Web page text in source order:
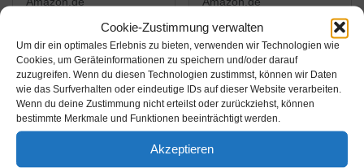
Cookie-Zustimmung verwalten
Um dir ein optimales Erlebnis zu bieten, verwenden wir Technologien wie
Cookies, um Geräteinformationen zu speichern und/oder darauf
zuzugreifen. Wenn du diesen Technologien zustimmst, können wir Daten
wie das Surfverhalten oder eindeutige IDs auf dieser Website verarbeiten.
Wenn du deine Zustimmung nicht erteilst oder zurückziehst, können
bestimmte Merkmale und Funktionen beeinträchtigt werden.
Akzeptieren
79,90€
boso medicus family –
Partner-
Blutdruckmessgerät mit
2 Speicher-Plätzen,
54,90€68,90€
boso medicus uno XL
Oberarm-
Blutdruckmessgerät -
Blutdruck Tracker mit
Amazon / Ebay